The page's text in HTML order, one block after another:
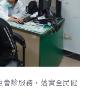
診服務，落實全民健